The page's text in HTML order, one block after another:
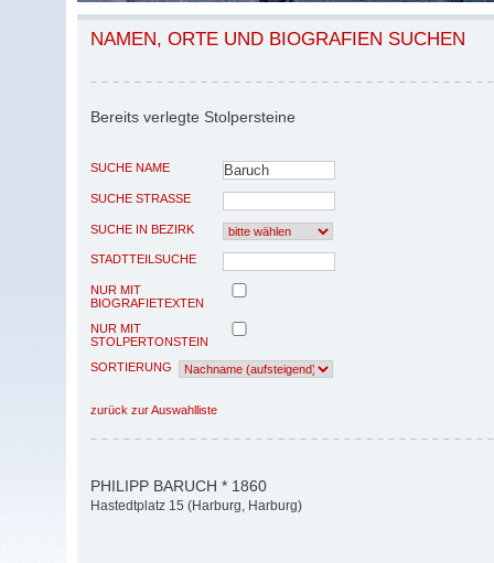
NAMEN, ORTE UND BIOGRAFIEN SUCHEN
Bereits verlegte Stolpersteine
SUCHE NAME
SUCHE STRASSE
SUCHE IN BEZIRK
STADTTEILSUCHE
NUR MIT
BIOGRAFIETEXTEN
NUR MIT
STOLPERTONSTEIN
SORTIERUNG
zurück zur Auswahlliste
PHILIPP BARUCH * 1860
Hastedtplatz 15 (Harburg, Harburg)